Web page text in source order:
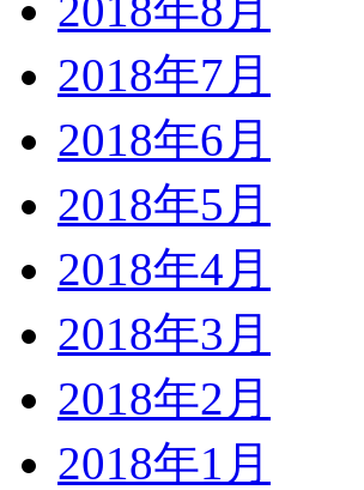
2018年7月
2018年6月
2018年5月
2018年4月
2018年3月
2018年2月
2018年1月